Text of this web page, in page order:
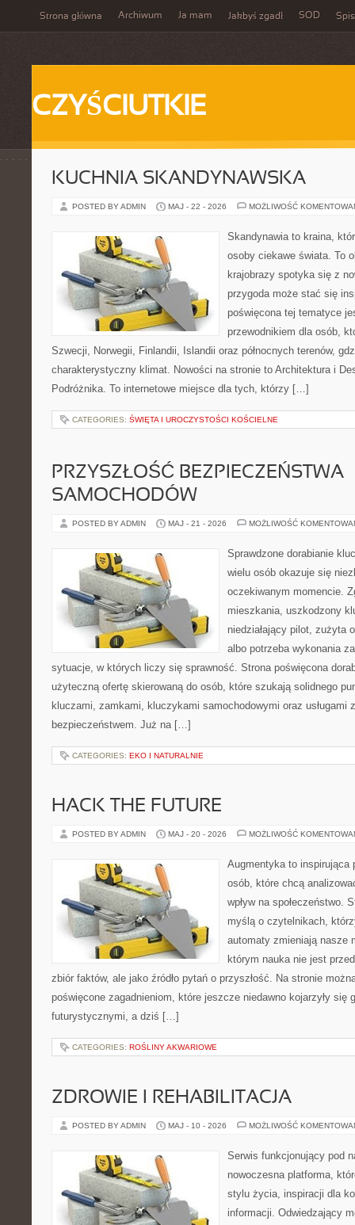
Strona główna Archiwum Ja mam Jakbyś zgadł SOD
CZYŚCIUTKIE
KUCHNIA SKANDYNAWSKA
POSTED BY ADMIN MAJ - 22 - 2026 MOŻLIWOŚĆ
Skandynawia to kraina,
osoby ciekawe świata. To
krajobrazy spotyka się z
przygoda może stać się
poświęcona tej tematyce
przewodnikiem dla osób,
Szwecji, Norwegii, Finlandii, Islandii oraz północnych terenów,
charakterystyczny klimat. Nowości na stronie to Architektura i
Podróżnika. To internetowe miejsce dla tych, którzy […]
CATEGORIES: ŚWIĘTA I UROCZYSTOŚCI KOŚCIELNE
PRZYSZŁOŚĆ BEZPIECZEŃSTWA
SAMOCHODÓW
POSTED BY ADMIN MAJ - 21 - 2026 MOŻLIWOŚĆ
Sprawdzone dorabianie
wielu osób okazuje się
oczekiwanym momencie.
mieszkania, uszkodzony
niedziałający pilot, zużyta
albo potrzeba wykonania
sytuacje, w których liczy się sprawność. Strona poświęcona
użyteczną ofertę skierowaną do osób, które szukają solidnego
kluczami, zamkami, kluczykami samochodowymi oraz usługami
bezpieczeństwem. Już na […]
CATEGORIES: EKO I NATURALNIE
HACK THE FUTURE
POSTED BY ADMIN MAJ - 20 - 2026 MOŻLIWOŚĆ
Augmentyka to inspirująca
osób, które chcą
wpływ na społeczeństwo.
myślą o czytelnikach,
automaty zmieniają nasze
którym nauka nie jest
zbiór faktów, ale jako źródło pytań o przyszłość. Na stronie
poświęcone zagadnieniom, które jeszcze niedawno kojarzyły się
futurystycznymi, a dziś […]
CATEGORIES: ROŚLINY AKWARIOWE
ZDROWIE I REHABILITACJA
POSTED BY ADMIN MAJ - 10 - 2026 MOŻLIWOŚĆ
Serwis funkcjonujący pod
nowoczesna platforma,
stylu życia, inspiracji dla
informacji. Odwiedzający